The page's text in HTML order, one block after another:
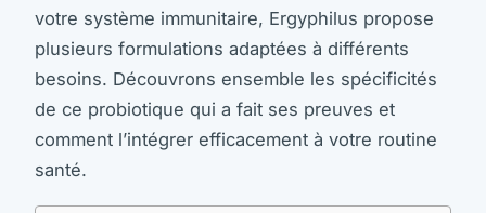
votre système immunitaire, Ergyphilus propose
plusieurs formulations adaptées à différents
besoins. Découvrons ensemble les spécificités
de ce probiotique qui a fait ses preuves et
comment l’intégrer efficacement à votre routine
santé.